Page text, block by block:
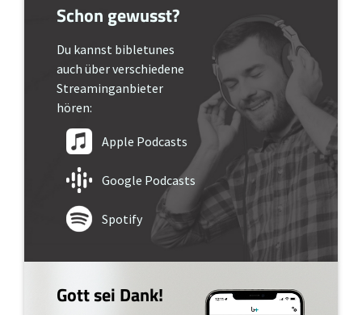
Schon gewusst?
Du kannst bibletunes
auch über verschiedene
Streaminganbieter
hören:
Apple Podcasts
Google Podcasts
Spotify
Gott sei Dank!